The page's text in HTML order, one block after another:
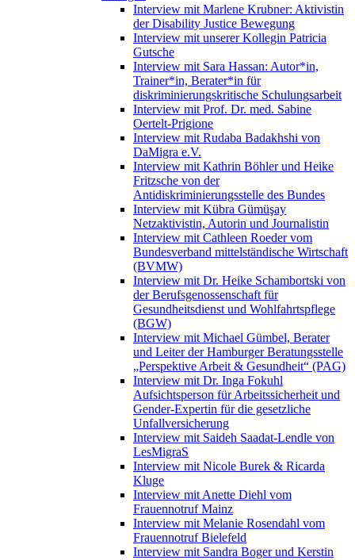
Interview mit Marlene Krubner: Aktivistin
der Disability Justice Bewegung
Interview mit unserer Kollegin Patricia
Gutsche
Interview mit Sara Hassan: Autor*in,
Trainer*in, Berater*in für
diskriminierungskritische Schulungsarbeit
Interview mit Prof. Dr. med. Sabine
Oertelt-Prigione
Interview mit Rudaba Badakhshi von
DaMigra e.V.
Interview mit Kathrin Böhler und Heike
Fritzsche von der
Antidiskriminierungsstelle des Bundes
Interview mit Kübra Gümüşay
Netzaktivistin, Autorin und Journalistin
Interview mit Cathleen Roeder vom
Bundesverband mittelständische Wirtschaft
(BVMW)
Interview mit Dr. Heike Schambortski von
der Berufsgenossenschaft für
Gesundheitsdienst und Wohlfahrtspflege
(BGW)
Interview mit Michael Gümbel, Berater
und Leiter der Hamburger Beratungsstelle
„Perspektive Arbeit & Gesundheit“ (PAG)
Interview mit Dr. Inga Fokuhl
Aufsichtsperson für Arbeitssicherheit und
Gender-Expertin für die gesetzliche
Unfallversicherung
Interview mit Saideh Saadat-Lendle von
LesMigraS
Interview mit Nicole Burek & Ricarda
Kluge
Interview mit Anette Diehl vom
Frauennotruf Mainz
Interview mit Melanie Rosendahl vom
Frauennotruf Bielefeld
Interview mit Sandra Boger und Kerstin